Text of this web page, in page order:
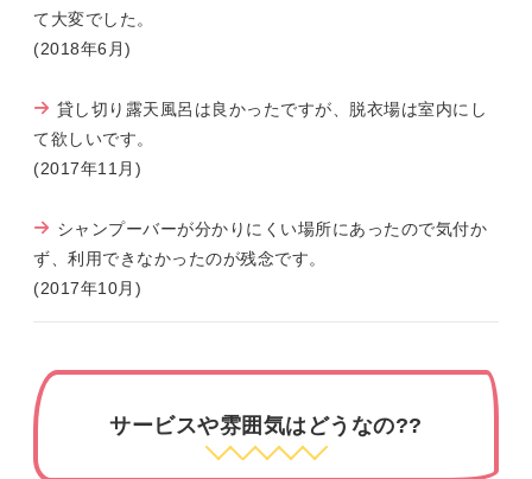
て大変でした。
(2018年6月)
貸し切り露天風呂は良かったですが、脱衣場は室内にし
て欲しいです。
(2017年11月)
シャンプーバーが分かりにくい場所にあったので気付か
ず、利用できなかったのが残念です。
(2017年10月)
サービスや雰囲気はどうなの??